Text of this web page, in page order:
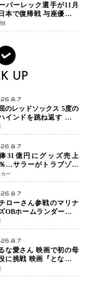
パーレック選手が11月
本で復帰戦 与座優貴選
の激突に「すべての技
見せたい」
技
UP
のレッドソックス 5度の
インドを跳ね返す 延長
サヨナラ勝ち 吉田正尚
も2安打1打点で貢献 4得
上は驚異の28連勝
31億円にグッズ売上
…サラーがトラブゾン
ル加入 世界サッカーは
大リーグ一強」から新
へ
ー
ローさん参戦のマリナ
OBホームランダービー
料生配信 北米ならで
“魅せる興行”に世界が
な愛さん 映画で初の母
に挑戦 映画『となりの
んす少女ちゃん』11月7
開 未来の自分との対話